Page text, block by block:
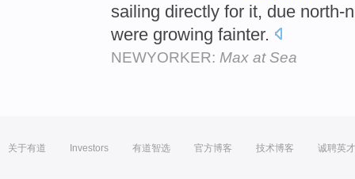
sailing directly for it, due north-
were growing fainter.
NEWYORKER: Max at Sea
关于有道 Investors 有道智选 官方博客 技术博客 诚聘英才